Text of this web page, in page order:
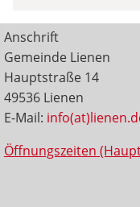
Anschrift
Gemeinde Lienen
Hauptstraße 14
49536 Lienen
E-Mail:
Öffnungszeiten